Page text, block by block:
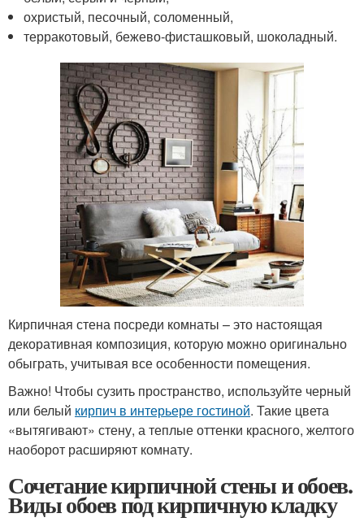
охристый, песочный, соломенный,
терракотовый, бежево-фисташковый, шоколадный.
Кирпичная стена посреди комнаты – это настоящая
декоративная композиция, которую можно оригинально
обыграть, учитывая все особенности помещения.
Важно! Чтобы сузить пространство, используйте черный
или белый кирпич в интерьере гостиной. Такие цвета
«вытягивают» стену, а теплые оттенки красного, желтого
наоборот расширяют комнату.
Сочетание кирпичной стены и обоев.
Виды обоев под кирпичную кладку